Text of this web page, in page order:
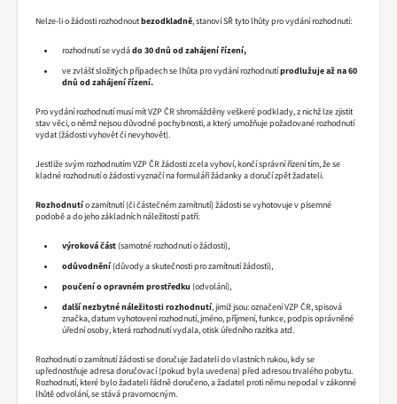
Nelze-li o žádosti rozhodnoutbezodkladně, stanoví SŘ tyto lhůty pro vydání rozhodnutí:
rozhodnutí se vydádo 30 dnů od zahájení řízení,
ve zvlášť složitých případech se lhůta pro vydání rozhodnutíprodlužuje až na 60
dnů od zahájení řízení.
Pro vydání rozhodnutí musí mít VZP ČR shromážděny veškeré podklady, z nichž lze zjistit
stav věci, o němž nejsou důvodné pochybnosti, a který umožňuje požadované rozhodnutí
vydat (žádosti vyhovět či nevyhovět).
Jestliže svým rozhodnutím VZP ČR žádosti zcela vyhoví, končí správní řízení tím, že se
kladné rozhodnutí o žádosti vyznačí na formuláři žádanky a doručí zpět žadateli.
Rozhodnutío zamítnutí (či částečném zamítnutí) žádosti se vyhotovuje v písemné
podobě a do jeho základních náležitostí patří:
výroková část(samotné rozhodnutí o žádosti),
odůvodnění(důvody a skutečnosti pro zamítnutí žádosti),
poučení o opravném prostředku (odvolání),
další nezbytné náležitosti rozhodnutí, jimiž jsou: označení VZP ČR, spisová
značka, datum vyhotovení rozhodnutí, jméno, příjmení, funkce, podpis oprávněné
úřední osoby, která rozhodnutí vydala, otisk úředního razítka atd.
Rozhodnutí o zamítnutí žádosti se doručuje žadateli do vlastních rukou, kdy se
upřednostňuje adresa doručovací (pokud byla uvedena) před adresou trvalého pobytu.
Rozhodnutí, které bylo žadateli řádně doručeno, a žadatel proti němu nepodal v zákonné
lhůtě odvolání, se stává pravomocným.